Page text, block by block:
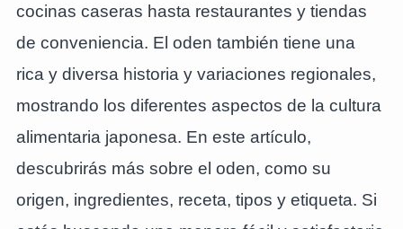
cocinas caseras hasta restaurantes y tiendas
de conveniencia. El oden también tiene una
rica y diversa historia y variaciones regionales,
mostrando los diferentes aspectos de la cultura
alimentaria japonesa. En este artículo,
descubrirás más sobre el oden, como su
origen, ingredientes, receta, tipos y etiqueta. Si